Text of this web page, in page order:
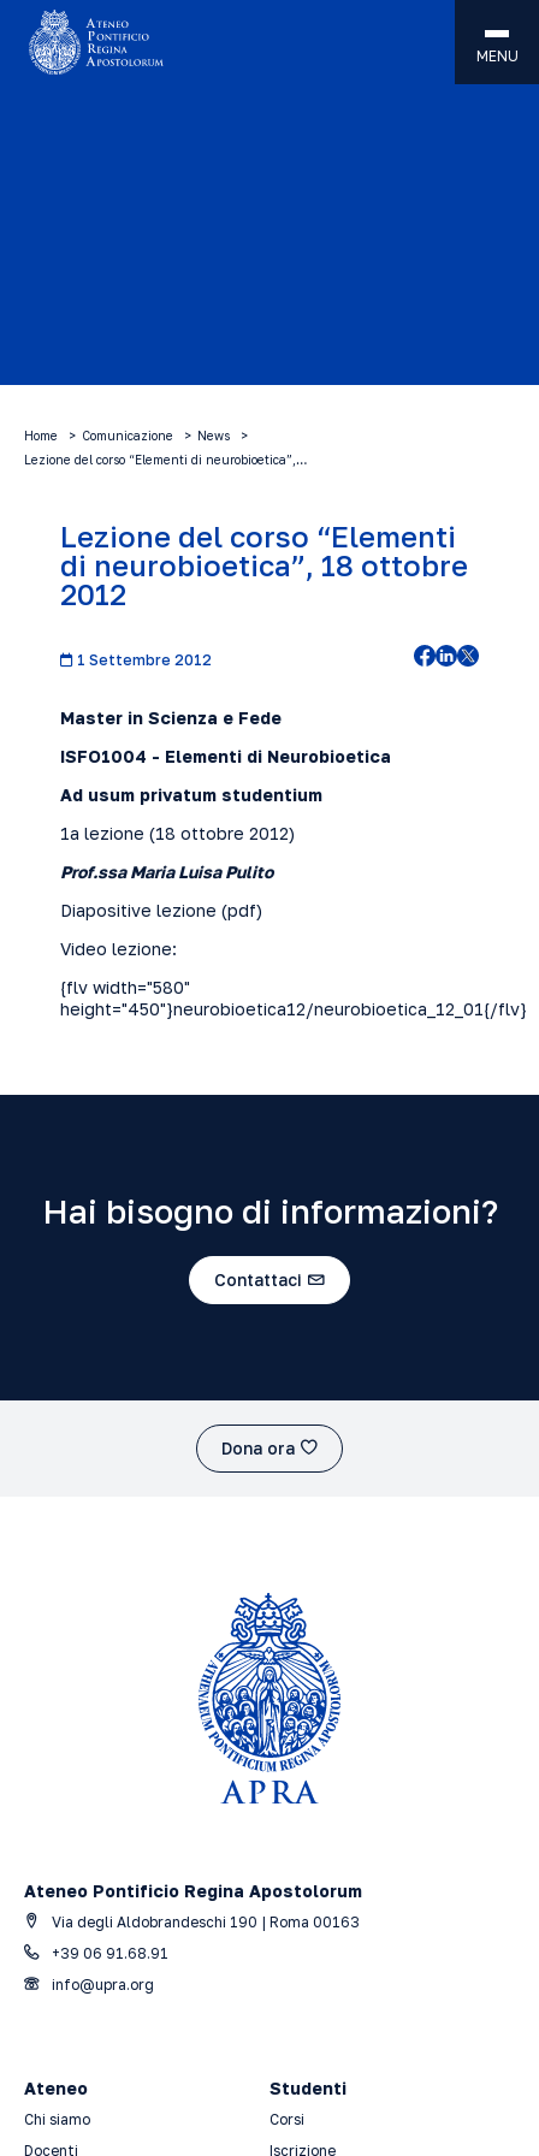
MENU
Home Comunicazione
News
Lezione del corso “Elementi di neurobioetica”,…
Lezione del corso “Elementi
di neurobioetica”, 18 ottobre
2012
1 Settembre 2012
Master in Scienza e Fede
ISFO1004 - Elementi di Neurobioetica
Ad usum privatum studentium
1a lezione (18 ottobre 2012)
Prof.ssa Maria Luisa Pulito
Diapositive lezione (pdf)
Video lezione:
{flv width="580"
height="450"}neurobioetica12/neurobioetica_12_01{/flv}
Hai bisogno di informazioni?
Contattaci
Dona ora
Ateneo Pontificio Regina Apostolorum
Via degli Aldobrandeschi 190 | Roma 00163
+39 06 91.68.91
info@upra.org
Ateneo
Chi siamo
Docenti
Studenti
Corsi
Iscrizione